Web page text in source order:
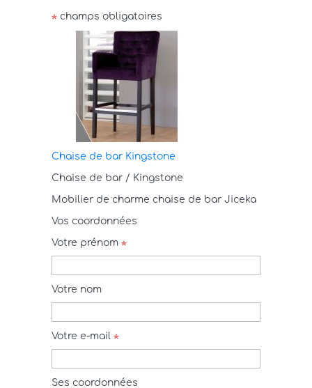
champs obligatoires
Chaise de bar Kingstone
Chaise de bar / Kingstone
Mobilier de charme chaise de bar Jiceka
Vos coordonnées
Votre prénom
Votre nom
Votre e-mail
Ses coordonnées